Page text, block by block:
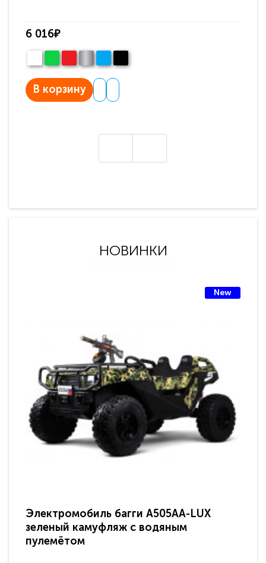
6 016₽
В корзину
НОВИНКИ
New
Электромобиль багги A505AA-LUX
зеленый камуфляж с водяным
пулемётом